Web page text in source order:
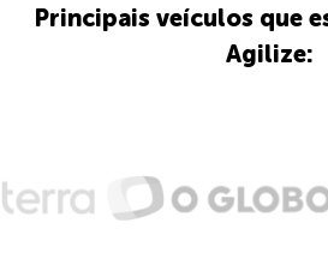
Principais veículos que
Agilize: